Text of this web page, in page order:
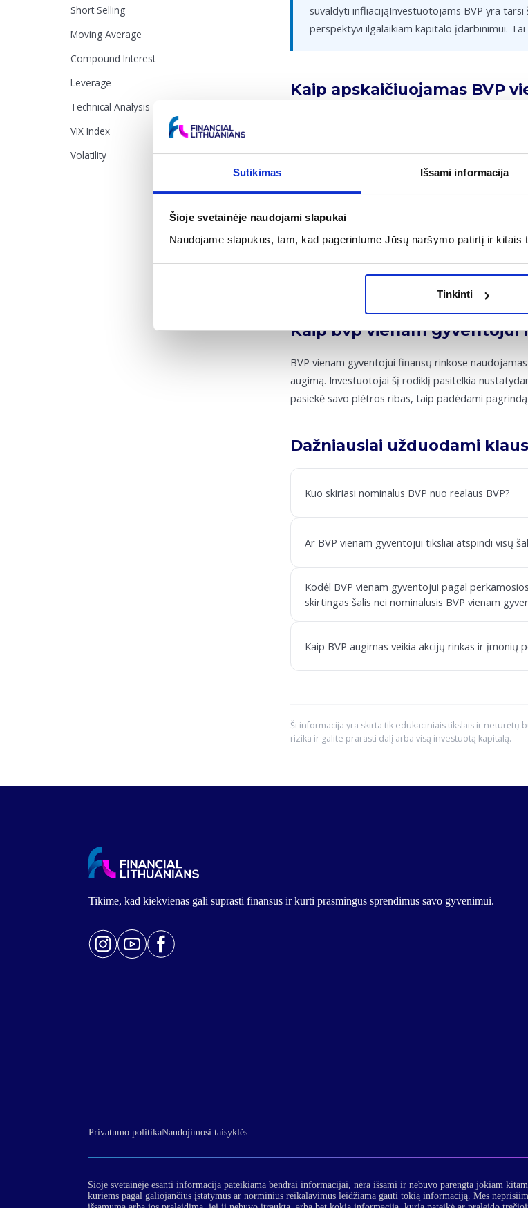
Sutikimas Išsami informacija
Šioje svetainėje naudojami slapukai
Naudojame slapukus, tam, kad pagerintume Jūsų naršymo patirtį ir
Tinkinti
Short Selling
Moving Average
Compound Interest
Leverage
Technical Analysis
VIX Index
Volatility
suvaldyti infliacijąInvestuotojams BVP yra
perspektyvi ilgalaikiam kapitalo įdarbinimui.
Kaip apskaičiuojamas BVP
BVP vienam gyventojui apskaičiuojamas bendrą
Norint tiksliau palyginti realų gyvenimo lygį tarp
paritetą (PGP), kuris suvienodina kainų skirtumus
šalies valiutą. Investuotojams šis rodiklis
augimo lubas.
Šalies nominalusis BVP yra 50 mlrd. EUR, o
/ 2 800 000 gyventojų ≈ 17 857 EUR.
Kaip bvp vienam gyventojui
BVP vienam gyventojui finansų rinkose
augimą. Investuotojai šį rodiklį pasitelkia
pasiekė savo plėtros ribas, taip padėdami
Dažniausiai užduodami
Kuo skiriasi nominalus BVP nuo realaus BVP?
Ar BVP vienam gyventojui tiksliai atspindi visų
Kodėl BVP vienam gyventojui pagal
skirtingas šalis nei nominalusis BVP vienam
Kaip BVP augimas veikia akcijų rinkas ir įmonių
Ši informacija yra skirta tik edukaciniais tikslais ir neturėtų
rizika ir galite prarasti dalį arba visą investuotą kapitalą.
Tikime, kad kiekvienas gali suprasti finansus ir kurti prasmingus sprendimus savo gyvenimui.
Privatumo politikaNaudojimosi taisyklės
Šioje svetainėje esanti informacija pateikiama bendrai informacijai, nėra išsami ir nebuvo parengta jokiam
kuriems pagal galiojančius įstatymus ar norminius reikalavimus leidžiama gauti tokią informaciją. Mes